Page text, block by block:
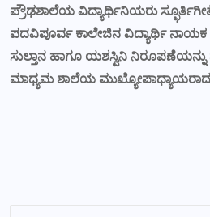
ಪ್ರೌಢಶಾಲೆಯ ವಿದ್ಯಾರ್ಥಿನಿಯರು
ಪದವಿಪೂರ್ವ ಕಾಲೇಜಿನ ವಿದ್ಯಾರ್ಥಿ
ಸುಲ್ತಾನ ಹಾಗೂ ಯಶಸ್ವಿನಿ ನಿರೂಪಣೆಯನ್ನು
ಮಾಧ್ಯಮ ಶಾಲೆಯ ಮುಖ್ಯೋಪಾಧ್ಯಾಯರಾದ